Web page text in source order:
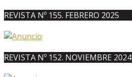
REVISTA Nº 155. FEBRERO 2025
REVISTA Nº 152. NOVIEMBRE 2024